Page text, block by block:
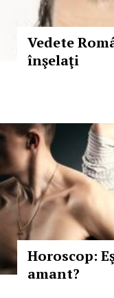
Vedete
înşelaţi
Horoscop:
amant?